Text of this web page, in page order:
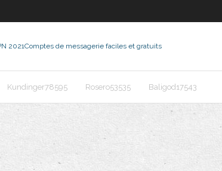
2021Comptes de messagerie faciles et gratuits
Kundinger78595 Rosero53535 Baligod17543